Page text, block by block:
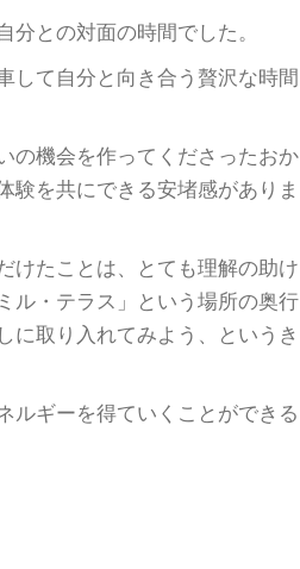
との対面の時間でした。
て自分と向き合う贅沢な時間
の機会を作ってくださったおか
験を共にできる安堵感がありま
けたことは、とても理解の助け
ル・テラス」という場所の奥行
に取り入れてみよう、というき
ギーを得ていくことができる